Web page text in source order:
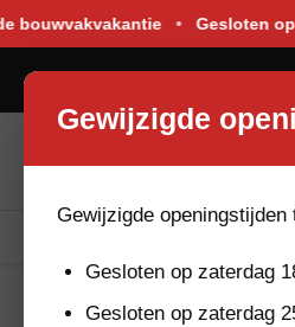
• Gesloten op
0523-264176
Gewijzigde
Gewijzigde
Gesloten op zaterdag
Gesloten op zaterdag